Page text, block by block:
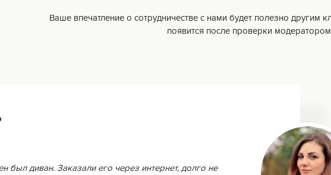
Ваше впечатление о сотрудничестве с нами будет полезно другим
появится после проверки
был диван. Заказали его через интернет, долго не